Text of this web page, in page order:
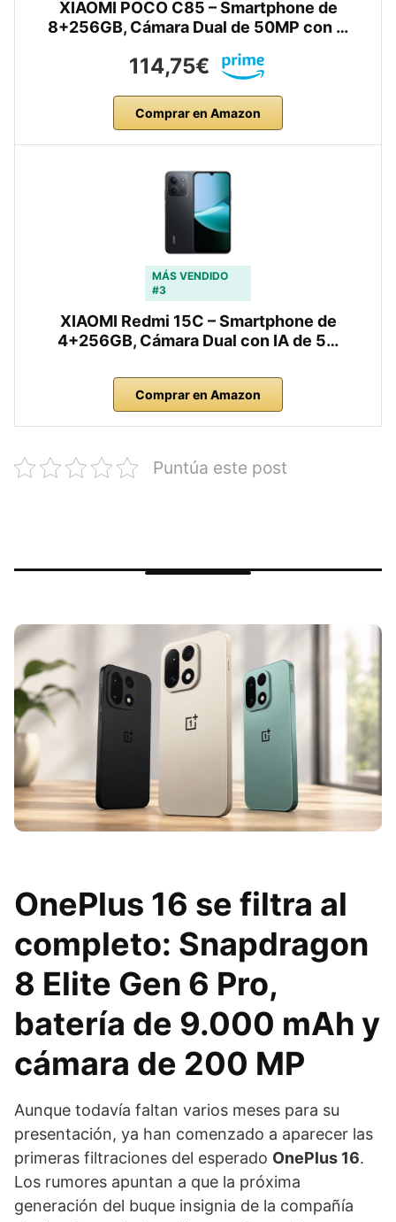
XIAOMI POCO C85 – Smartphone de
8+256GB, Cámara Dual de 50MP con …
114,75€
Comprar en Amazon
MÁS VENDIDO
#3
XIAOMI Redmi 15C – Smartphone de
4+256GB, Cámara Dual con IA de 5…
Comprar en Amazon
Puntúa este post
OnePlus 16 se filtra al
completo: Snapdragon
8 Elite Gen 6 Pro,
batería de 9.000 mAh y
cámara de 200 MP
Aunque todavía faltan varios meses para su
presentación, ya han comenzado a aparecer las
primeras filtraciones del esperado OnePlus 16.
Los rumores apuntan a que la próxima
generación del buque insignia de la compañía